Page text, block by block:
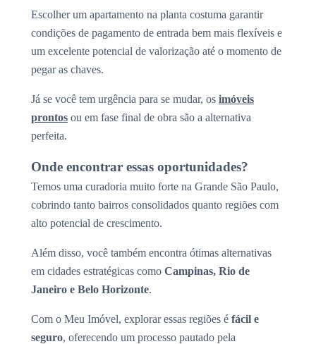
Escolher um apartamento na planta costuma garantir
condições de pagamento de entrada bem mais flexíveis e
um excelente potencial de valorização até o momento de
pegar as chaves.
Já se você tem urgência para se mudar, os imóveis
prontos ou em fase final de obra são a alternativa
perfeita.
Onde encontrar essas oportunidades?
Temos uma curadoria muito forte na Grande São Paulo,
cobrindo tanto bairros consolidados quanto regiões com
alto potencial de crescimento.
Além disso, você também encontra ótimas alternativas
em cidades estratégicas como Campinas, Rio de
Janeiro e Belo Horizonte.
Com o Meu Imóvel, explorar essas regiões é fácil e
seguro, oferecendo um processo pautado pela